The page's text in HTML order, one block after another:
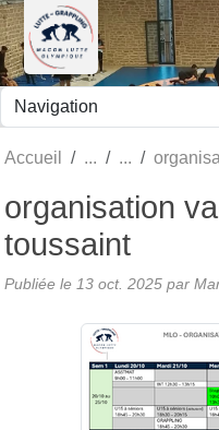
Accueil
organisation
toussaint
Publiée le 13 oct. 2025 par
Panneau de gestion des